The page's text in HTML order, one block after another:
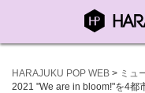
HARAJUKU POP WEB > ミュ
2021 "We are in bloom!"を4都